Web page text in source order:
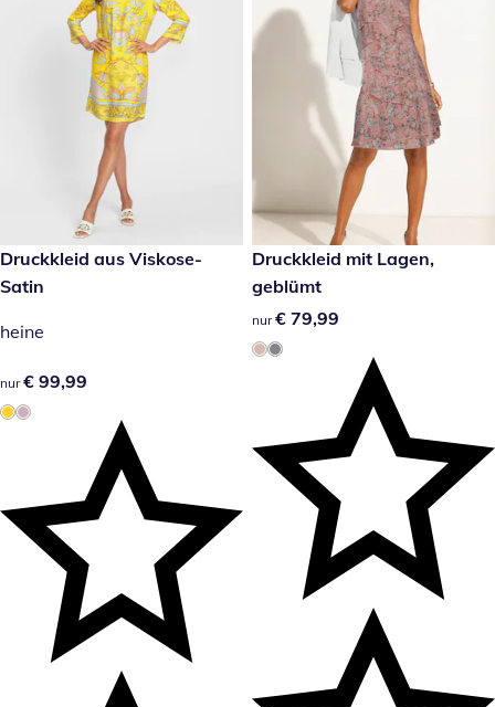
€ 99,99
Druckkleid aus Viskose-
Satin
heine
€ 99,99
nur € 99,99
€ 79,99
Druckkleid mit Lagen,
geblümt
€ 79,99
nur € 79,99